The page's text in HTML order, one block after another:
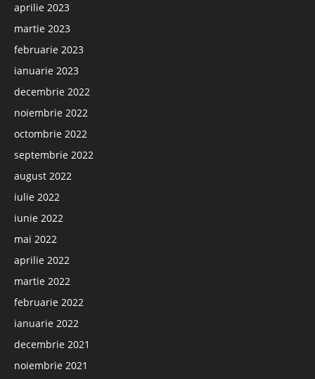
aprilie 2023
martie 2023
februarie 2023
ianuarie 2023
decembrie 2022
noiembrie 2022
octombrie 2022
septembrie 2022
august 2022
iulie 2022
iunie 2022
mai 2022
aprilie 2022
martie 2022
februarie 2022
ianuarie 2022
decembrie 2021
noiembrie 2021